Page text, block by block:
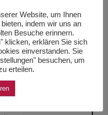
Austauscharbeit in
jährlich Verträge mit
anderer Länder,
Städte, organisieren
Website, um Ihnen
indem wir uns an
Besuche erinnern.
klicken, erklären Sie sich
einverstanden. Sie
besuchen, um
erteilen.